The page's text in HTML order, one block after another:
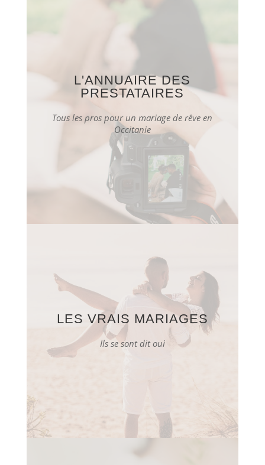
L'ANNUAIRE DES
PRESTATAIRES
Tous les pros pour un mariage de rêve en
Occitanie
LES VRAIS MARIAGES
Ils se sont dit oui